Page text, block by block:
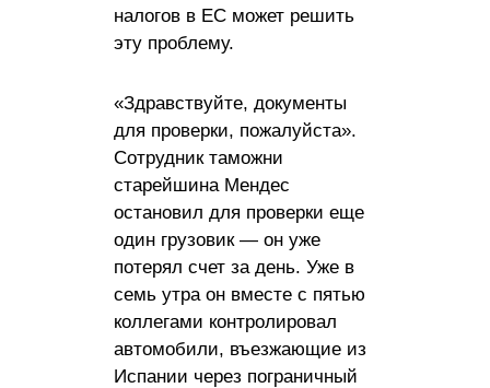
налогов в ЕС может решить
эту проблему.
«Здравствуйте, документы
для проверки, пожалуйста».
Сотрудник таможни
старейшина Мендес
остановил для проверки еще
один грузовик — он уже
потерял счет за день. Уже в
семь утра он вместе с пятью
коллегами контролировал
автомобили, въезжающие из
Испании через пограничный